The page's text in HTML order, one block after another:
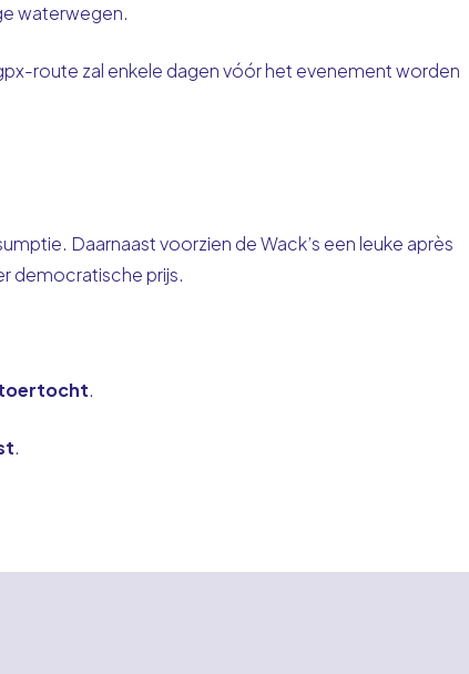
waterwegen.
route zal enkele dagen vóór het evenement worden
Daarnaast voorzien de Wack’s een leuke après
democratische prijs.
.
.